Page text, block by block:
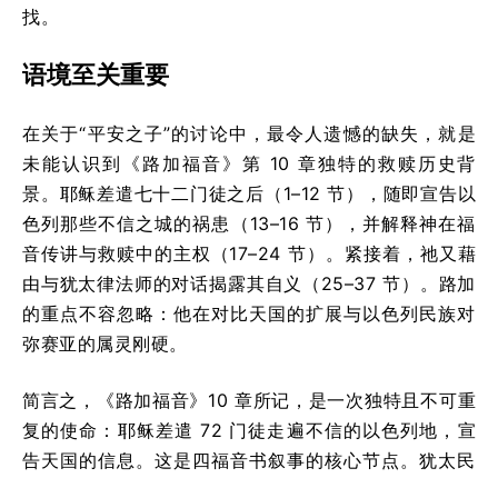
找。
语境至关重要
在关于“平安之子”的讨论中，最令人遗憾的缺失，就是
未能认识到《路加福音》第 10 章独特的救赎历史背
景。耶稣差遣七十二门徒之后（1–12 节），随即宣告以
色列那些不信之城的祸患（13–16 节），并解释神在福
音传讲与救赎中的主权（17–24 节）。紧接着，祂又藉
由与犹太律法师的对话揭露其自义（25–37 节）。路加
的重点不容忽略：他在对比天国的扩展与以色列民族对
弥赛亚的属灵刚硬。
简言之，《路加福音》10 章所记，是一次独特且不可重
复的使命：耶稣差遣 72 门徒走遍不信的以色列地，宣
告天国的信息。这是四福音书叙事的核心节点。犹太民